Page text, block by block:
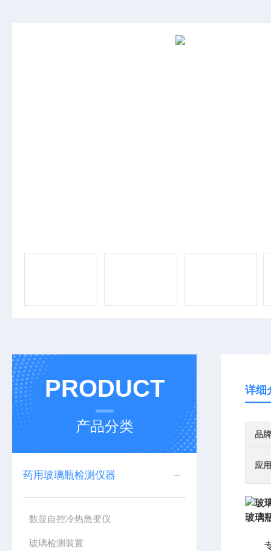
PRODUCT
产品分类
药用玻璃瓶检测仪器
数显自控冷热急变仪
玻璃检测装置
详细
品牌
应
玻璃